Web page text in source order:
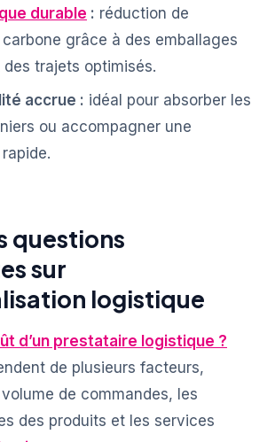
durable : réduction de
carbone grâce à des emballages
trajets optimisés.
accrue : idéal pour absorber les
ou accompagner une
questions
sur
logistique
d’un prestataire logistique ?
de plusieurs facteurs,
de commandes, les
des produits et les services